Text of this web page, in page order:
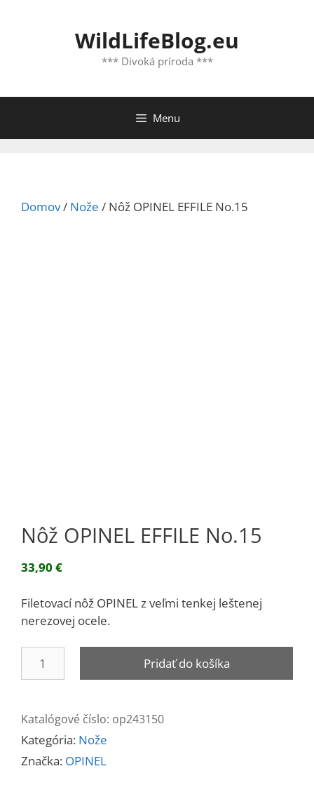
WildLifeBlog.eu
*** Divoká príroda ***
Menu
Domov/ Nože / Nôž OPINEL EFFILE No.15
Nôž OPINEL EFFILE No.15
33,90 €
Filetovací nôž OPINEL z veľmi tenkej leštenej
nerezovej ocele.
No.15
Pridať do košíka
Katalógové číslo: op243150
Kategória: Nože
Značka: OPINEL